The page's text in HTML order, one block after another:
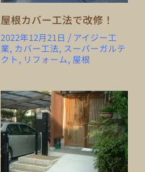
屋根カバー工法で改修！
2022年12月21日 / アイジー工
業, カバー工法, スーパーガルテ
クト, リフォーム, 屋根